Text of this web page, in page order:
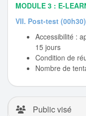
MODULE 3 : E-
VII. Post-test (00h30)
Accessibilité :
15 jours
Condition de
Nombre de
Public visé